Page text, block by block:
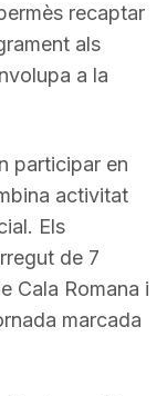
recaptar
als
a la
participar en
activitat
Els
de 7
Cala Romana i
marcada